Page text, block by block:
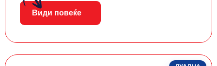
Види повеќе